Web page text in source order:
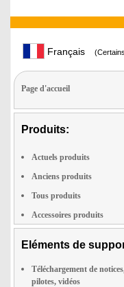
Français
Page d'accueil
Produits:
Actuels produits
Anciens produits
Tous produits
Accessoires produits
Eléments de
Téléchargement de
pilotes, vidéos